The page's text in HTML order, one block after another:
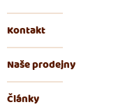
Kontakt
Naše prodejny
Články